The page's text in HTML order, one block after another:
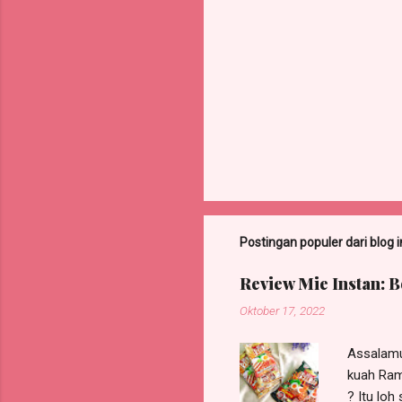
Postingan populer dari blog
Review Mie Instan:
Oktober 17, 2022
kuah
? Itu loh